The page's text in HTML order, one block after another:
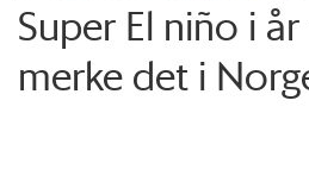
Super El niño i
merke det i